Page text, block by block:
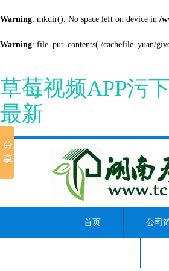
Warning: mkdir(): No space left on device in /
Warning: file_put_contents(./cachefile_yuan/
草莓视频APP污
最新
首页 公司